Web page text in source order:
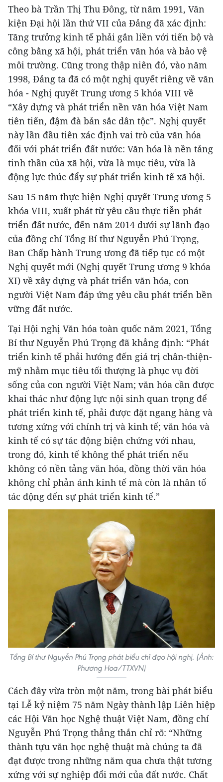
Theo bà Trần Thị Thu Đông, từ năm 1991, Văn
kiện Đại hội lần thứ VII của Đảng đã xác định:
Tăng trưởng kinh tế phải gắn liền với tiến bộ và
công bằng xã hội, phát triển văn hóa và bảo vệ
môi trường. Cũng trong thập niên đó, vào năm
1998, Đảng ta đã có một nghị quyết riêng về văn
hóa - Nghị quyết Trung ương 5 khóa VIII về
“Xây dựng và phát triển nền văn hóa Việt Nam
tiên tiến, đậm đà bản sắc dân tộc”. Nghị quyết
này lần đầu tiên xác định vai trò của văn hóa
đối với phát triển đất nước: Văn hóa là nền tảng
tinh thần của xã hội, vừa là mục tiêu, vừa là
động lực thúc đẩy sự phát triển kinh tế xã hội.
Sau 15 năm thực hiện Nghị quyết Trung ương 5
khóa VIII, xuất phát từ yêu cầu thực tiễn phát
triển đất nước, đến năm 2014 dưới sự lãnh đạo
của đồng chí Tổng Bí thư Nguyễn Phú Trọng,
Ban Chấp hành Trung ương đã tiếp tục có một
Nghị quyết mới (Nghị quyết Trung ương 9 khóa
XI) về xây dựng và phát triển văn hóa, con
người Việt Nam đáp ứng yêu cầu phát triển bền
vững đất nước.
Tại Hội nghị Văn hóa toàn quốc năm 2021, Tổng
Bí thư Nguyễn Phú Trọng đã khẳng định: “Phát
triển kinh tế phải hướng đến giá trị chân-thiện-
mỹ nhằm mục tiêu tối thượng là phục vụ đời
sống của con người Việt Nam; văn hóa cần được
khai thác như động lực nội sinh quan trọng để
phát triển kinh tế, phải được đặt ngang hàng và
tương xứng với chính trị và kinh tế; văn hóa và
kinh tế có sự tác động biện chứng với nhau,
trong đó, kinh tế không thể phát triển nếu
không có nền tảng văn hóa, đồng thời văn hóa
không chỉ phản ánh kinh tế mà còn là nhân tố
tác động đến sự phát triển kinh tế.”
Tổng Bí thư Nguyễn Phú Trọng phát biểu chỉ đạo hội nghị. (Ảnh:
Phương Hoa/TTXVN)
Cách đây vừa tròn một năm, trong bài phát biểu
tại Lễ kỷ niệm 75 năm Ngày thành lập Liên hiệp
các Hội Văn học Nghệ thuật Việt Nam, đồng chí
Nguyễn Phú Trọng thẳng thắn chỉ rõ: “Những
thành tựu văn học nghệ thuật mà chúng ta đã
đạt được trong những năm qua chưa thật tương
xứng với sự nghiệp đổi mới của đất nước. Chất